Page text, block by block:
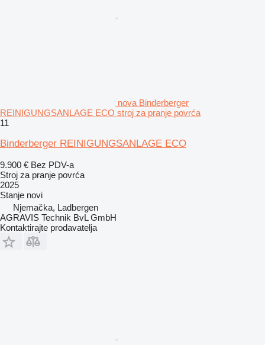
nova Binderberger
REINIGUNGSANLAGE ECO stroj za pranje povrća
11
Binderberger REINIGUNGSANLAGE ECO
9.900 € Bez PDV-a
Stroj za pranje povrća
2025
Stanje novi
Njemačka, Ladbergen
AGRAVIS Technik BvL GmbH
Kontaktirajte prodavatelja